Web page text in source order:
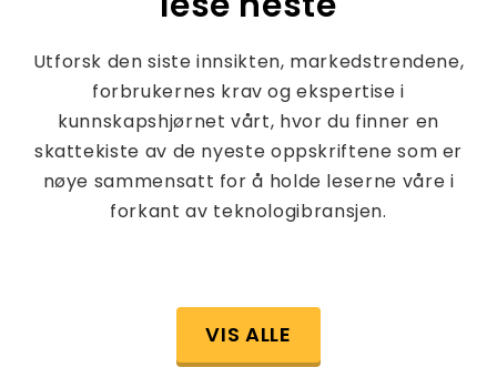
Utforsk den siste innsikten, markedstrendene,
forbrukernes krav og ekspertise i
kunnskapshjørnet vårt, hvor du finner en
skattekiste av de nyeste oppskriftene som er
nøye sammensatt for å holde leserne våre i
forkant av teknologibransjen.
VIS ALLE